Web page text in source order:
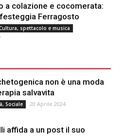
a colazione e cocomerata:
Ferragosto
spettacolo e musica
non è una moda
salvavita
Sociale 20 Aprile 2024
affida a un post il suo